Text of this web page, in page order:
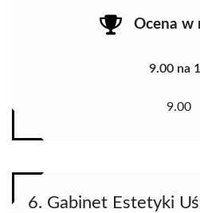
Ocena w
9.00 na
9.00
6. Gabinet Estetyki